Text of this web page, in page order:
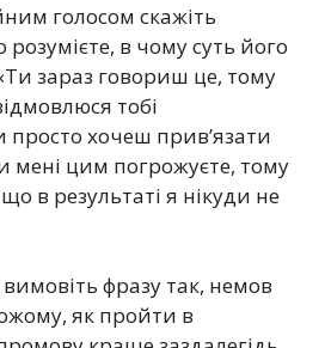
голосом скажіть
в чому суть його
зараз говориш це, тому
тобі
просто хочеш прив’язати
мені цим погрожуєте, тому
в результаті я нікуди не
вимовіть фразу так, немов
як пройти в